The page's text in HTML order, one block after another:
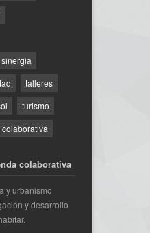
sinergia
talleres
turismo
colaborativa
y urbanismo
y desarrollo